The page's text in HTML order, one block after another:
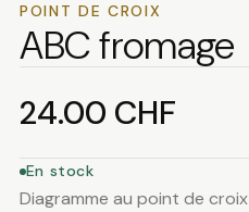
POINT DE CROIX
ABC fromage
24.00 CHF
En stock
Diagramme au point de croix